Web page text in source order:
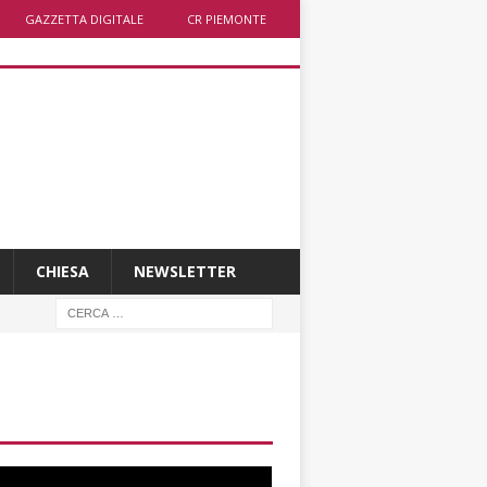
GAZZETTA DIGITALE CR PIEMONTE
CHIESA NEWSLETTER